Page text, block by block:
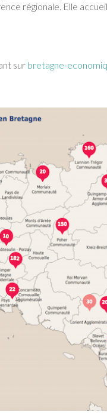
régionale. Elle
sur bretagne-